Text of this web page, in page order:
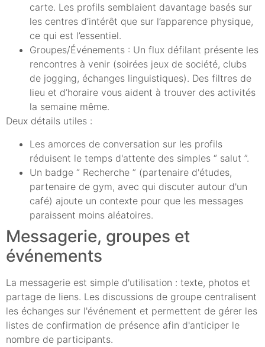
carte. Les profils semblaient davantage basés sur
les centres d’intérêt que sur l’apparence physique,
ce qui est l’essentiel.
Groupes/Événements : Un flux défilant présente les
rencontres à venir (soirées jeux de société, clubs
de jogging, échanges linguistiques). Des filtres de
lieu et d’horaire vous aident à trouver des activités
la semaine même.
Deux détails utiles :
Les amorces de conversation sur les profils
réduisent le temps d'attente des simples “ salut ”.
Un badge “ Recherche ” (partenaire d'études,
partenaire de gym, avec qui discuter autour d'un
café) ajoute un contexte pour que les messages
paraissent moins aléatoires.
Messagerie, groupes et
événements
La messagerie est simple d'utilisation : texte, photos et
partage de liens. Les discussions de groupe centralisent
les échanges sur l'événement et permettent de gérer les
listes de confirmation de présence afin d'anticiper le
nombre de participants.